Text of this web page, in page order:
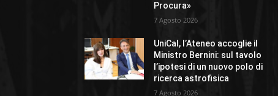
Procura»
7 Agosto 2026
UniCal, l’Ateneo accoglie il
Ministro Bernini: sul tavolo
l’ipotesi di un nuovo polo di
ricerca astrofisica
7 Agosto 2026